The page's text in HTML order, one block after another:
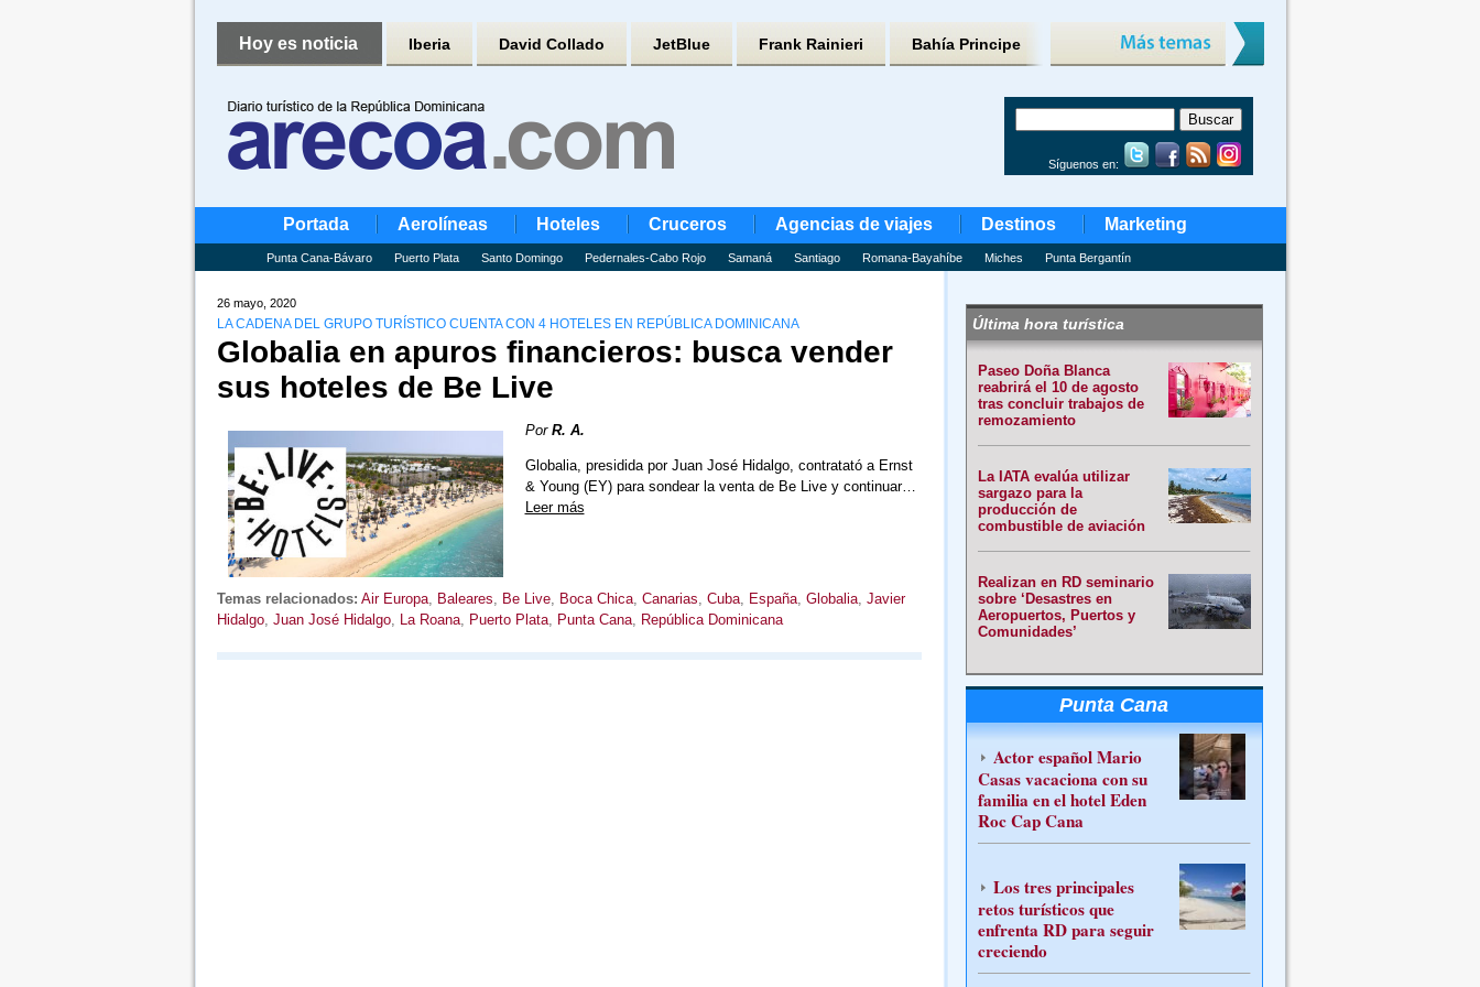
Hoy es noticia Iberia David Collado JetBlue Frank Rainieri Bahía Principe
Síguenos en:
Portada Aerolíneas Hoteles Cruceros Agencias de viajes Destinos Marketing
Punta Cana-Bávaro Puerto Plata Santo Domingo Pedernales-Cabo Rojo Samaná Santiago Romana-Bayahíbe Miches Punta Bergantín
26 mayo, 2020
LA CADENA DEL GRUPO TURÍSTICO CUENTA CON 4 HOTELES EN REPÚBLICA DOMINICANA
Globalia en apuros financieros: busca vender
sus hoteles de Be Live
Por R. A.
Globalia, presidida por Juan José Hidalgo, contratató a Ernst
& Young (EY) para sondear la venta de Be Live y continuar…
Leer más
Temas relacionados: Air Europa, Baleares, Be Live, Boca Chica, Canarias, Cuba, España, Globalia, Javier
Hidalgo, Juan José Hidalgo, La Roana, Puerto Plata, Punta Cana, República Dominicana
Última hora turística
Paseo Doña Blanca
reabrirá el 10 de agosto
tras concluir trabajos de
remozamiento
La IATA evalúa utilizar
sargazo para la
producción de
combustible de aviación
Realizan en RD seminario
sobre ‘Desastres en
Aeropuertos, Puertos y
Comunidades’
Punta Cana
Actor español Mario
Casas vacaciona con su
familia en el hotel Eden
Roc Cap Cana
Los tres principales
retos turísticos que
enfrenta RD para seguir
creciendo